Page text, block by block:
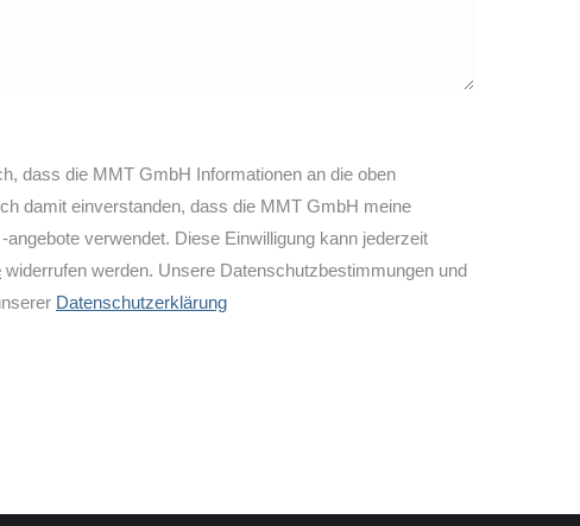
dass die MMT GmbH Informationen an die oben
damit einverstanden, dass die MMT GmbH meine
verwendet. Diese Einwilligung kann jederzeit
widerrufen werden. Unsere Datenschutzbestimmungen und
Datenschutzerklärung